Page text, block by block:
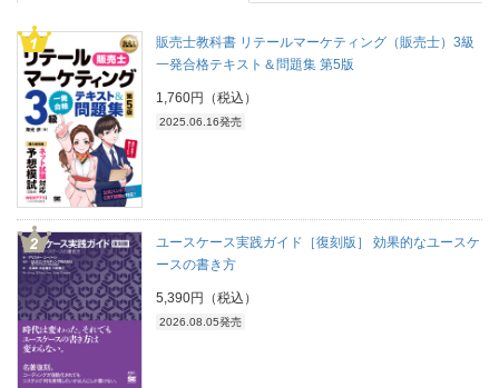
販売士教科書 リテールマーケティング（販売士）3級
一発合格テキスト＆問題集 第5版
1,760円（税込）
2025.06.16発売
ユースケース実践ガイド［復刻版］ 効果的なユースケ
ースの書き方
5,390円（税込）
2026.08.05発売